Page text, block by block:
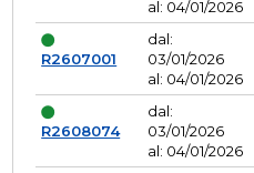
al: 04/01/2026
R2607001
dal:
03/01/2026
al: 04/01/2026
R2608074
dal:
03/01/2026
al: 04/01/2026